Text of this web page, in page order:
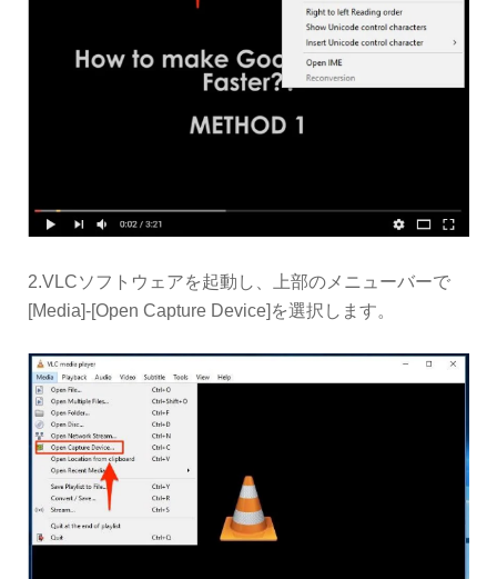
2.VLCソフトウェアを起動し、上部のメニューバーで
[Media]-[Open Capture Device]を選択します。